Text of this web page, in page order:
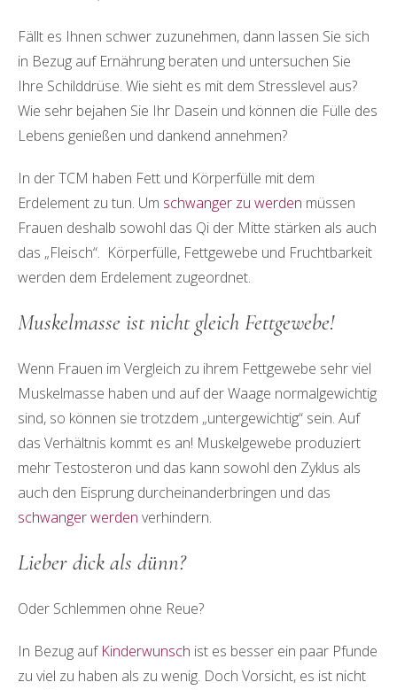
Fällt es Ihnen schwer zuzunehmen, dann lassen Sie sich
in Bezug auf Ernährung beraten und untersuchen Sie
Ihre Schilddrüse. Wie sieht es mit dem Stresslevel aus?
Wie sehr bejahen Sie Ihr Dasein und können die Fülle des
Lebens genießen und dankend annehmen?
In der TCM haben Fett und Körperfülle mit dem
Erdelement zu tun. Um schwanger zu werden müssen
Frauen deshalb sowohl das Qi der Mitte stärken als auch
das „Fleisch“. Körperfülle, Fettgewebe und Fruchtbarkeit
werden dem Erdelement zugeordnet.
Muskelmasse ist nicht gleich Fettgewebe!
Wenn Frauen im Vergleich zu ihrem Fettgewebe sehr viel
Muskelmasse haben und auf der Waage normalgewichtig
sind, so können sie trotzdem „untergewichtig“ sein. Auf
das Verhältnis kommt es an! Muskelgewebe produziert
mehr Testosteron und das kann sowohl den Zyklus als
auch den Eisprung durcheinanderbringen und das
schwanger werden verhindern.
Lieber dick als dünn?
Oder Schlemmen ohne Reue?
In Bezug auf Kinderwunsch ist es besser ein paar Pfunde
zu viel zu haben als zu wenig. Doch Vorsicht, es ist nicht